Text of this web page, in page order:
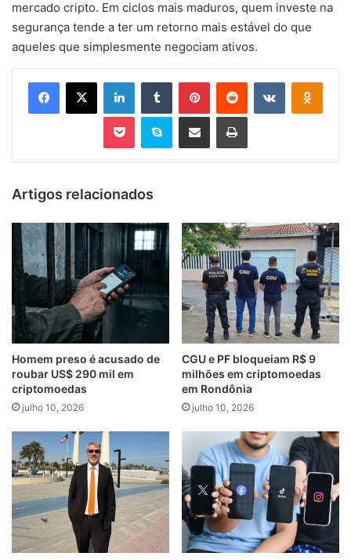
mercado cripto. Em ciclos mais maduros, quem investe na
segurança tende a ter um retorno mais estável do que
aqueles que simplesmente negociam ativos.
Facebook
X LinkedinTumblr PinterestReddit VK OK
Pocket Skype Compartilhar via e-mail Imprimir
Artigos relacionados
Homem preso é acusado de
roubar US$ 290 mil em
criptomoedas
julho 10, 2026
CGU e PF bloqueiam R$ 9
milhões em criptomoedas
em Rondônia
julho 10, 2026